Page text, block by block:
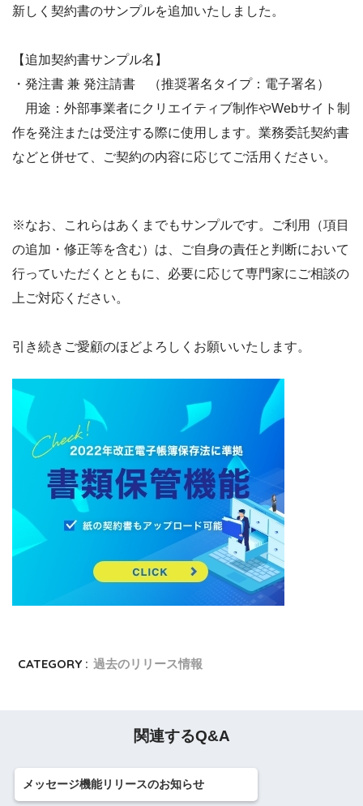
新しく契約書のサンプルを追加いたしました。
【追加契約書サンプル名】
・発注書 兼 発注請書 （推奨署名タイプ：電子署名）
用途：外部事業者にクリエイティブ制作やWebサイト制
作を発注または受注する際に使用します。業務委託契約書
などと併せて、ご契約の内容に応じてご活用ください。
※なお、これらはあくまでもサンプルです。ご利用（項目
の追加・修正等を含む）は、ご自身の責任と判断において
行っていただくとともに、必要に応じて専門家にご相談の
上ご対応ください。
引き続きご愛顧のほどよろしくお願いいたします。
CATEGORY : 過去のリリース情報
関連するQ&A
メッセージ機能リリースのお知らせ